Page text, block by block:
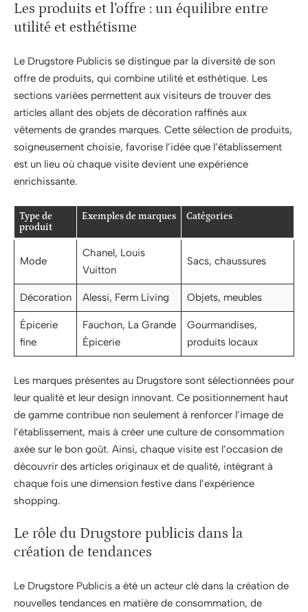
Les produits et l’offre : un équilibre entre
utilité et esthétisme
Le Drugstore Publicis se distingue par la diversité de son
offre de produits, qui combine utilité et esthétique. Les
sections variées permettent aux visiteurs de trouver des
articles allant des objets de décoration raffinés aux
vêtements de grandes marques. Cette sélection de produits,
soigneusement choisie, favorise l’idée que l’établissement
est un lieu où chaque visite devient une expérience
enrichissante.
Type de
produit
Exemples de marques Catégories
Mode
Chanel, Louis
Vuitton
Sacs, chaussures
Décoration Alessi, Ferm Living Objets, meubles
Épicerie
fine
Fauchon, La Grande
Épicerie
Gourmandises,
produits locaux
Les marques présentes au Drugstore sont sélectionnées pour
leur qualité et leur design innovant. Ce positionnement haut
de gamme contribue non seulement à renforcer l’image de
l’établissement, mais à créer une culture de consommation
axée sur le bon goût. Ainsi, chaque visite est l’occasion de
découvrir des articles originaux et de qualité, intégrant à
chaque fois une dimension festive dans l’expérience
shopping.
Le rôle du Drugstore publicis dans la
création de tendances
Le Drugstore Publicis a été un acteur clé dans la création de
nouvelles tendances en matière de consommation, de